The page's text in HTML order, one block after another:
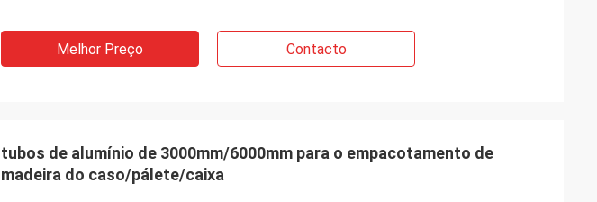
Melhor Preço Contacto
tubos de alumínio de 3000mm/6000mm para o empacotamento de
madeira do caso/pálete/caixa